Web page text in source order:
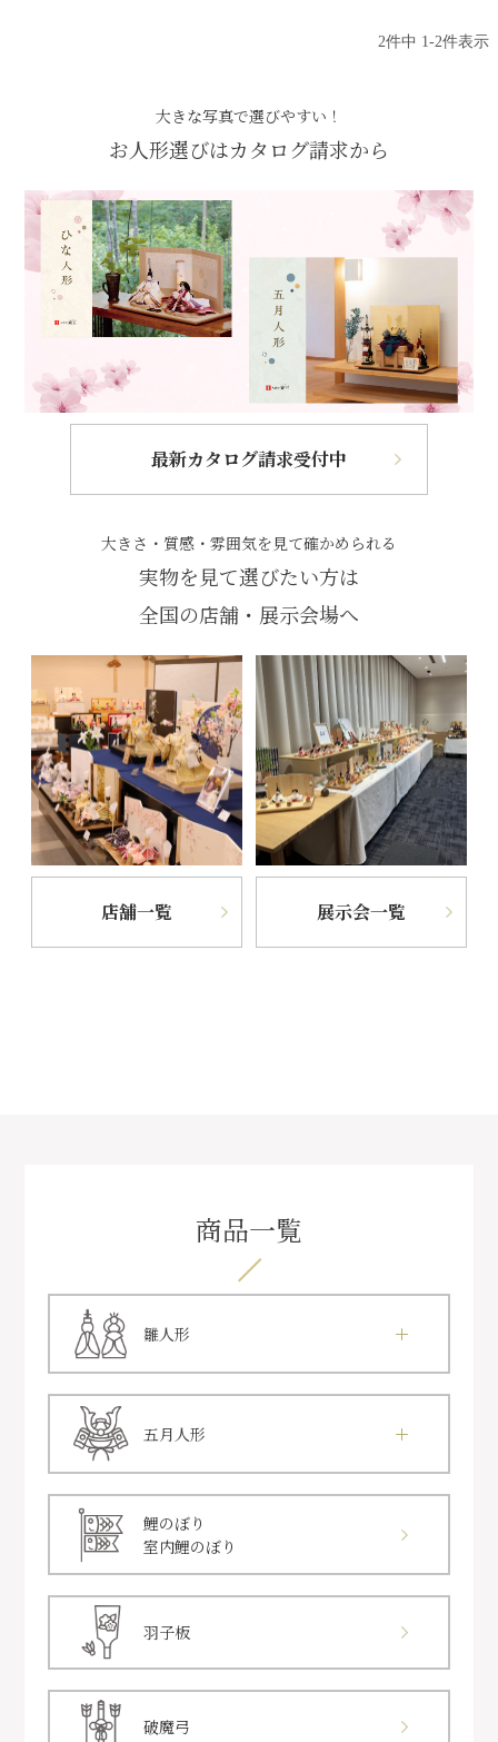
2件中 1-2件表示
大きな写真で選びやすい！
お人形選びはカタログ請求から
最新カタログ請求受付中
大きさ・質感・雰囲気を見て確かめられる
実物を見て選びたい方は
全国の店舗・展示会場へ
店舗一覧 展示会一覧
商品一覧
雛人形
五月人形
鯉のぼり
室内鯉のぼり
羽子板
破魔弓